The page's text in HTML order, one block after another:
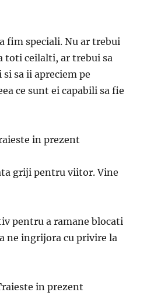
fim speciali. Nu ar trebui
toti ceilalti, ar trebui sa
sa ii apreciem pe
ce sunt ei capabili sa fie
in prezent
griji pentru viitor. Vine
pentru a ramane blocati
ne ingrijora cu privire la
in prezent